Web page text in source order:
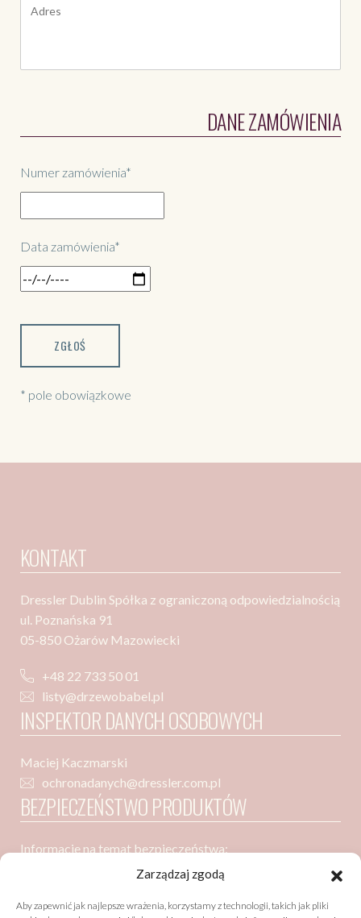
Zarządzaj zgodą
Aby zapewnić jak najlepsze wrażenia, korzystamy z technologii, takich jak pliki
DANE ZAMÓWIENIA
Numer zamówienia*
Data zamówienia*
* pole obowiązkowe
KONTAKT
Dressler Dublin Spółka z ograniczoną odpowiedzialnością
ul. Poznańska 91
05-850 Ożarów Mazowiecki
+48 22 733 50 01
listy@drzewobabel.pl
INSPEKTOR DANYCH OSOBOWYCH
Maciej Kaczmarski
ochronadanych@dressler.com.pl
BEZPIECZEŃSTWO PRODUKTÓW
Informacje na temat bezpieczeństwa:
Dressler Dublin Spółka z ograniczoną odpowiedzialnością
05-850 Ożarów Mazowiecki